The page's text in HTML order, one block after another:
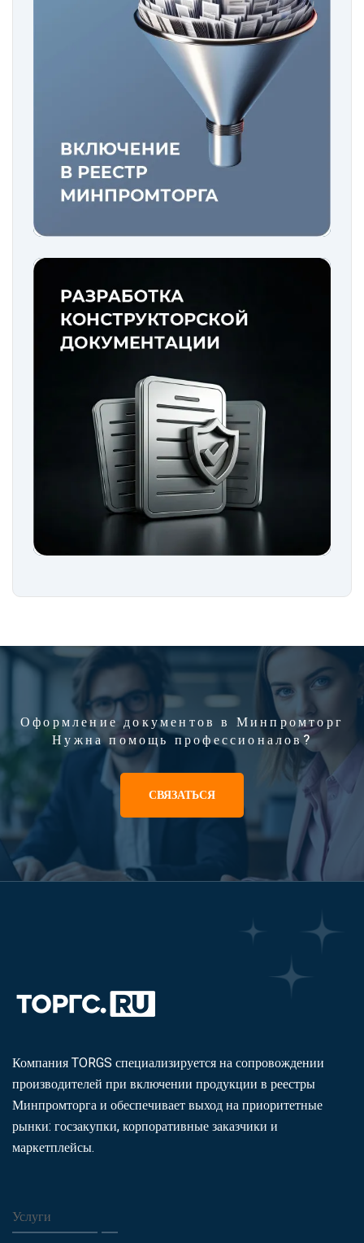
Оформление документов в Минпромторг
Нужна помощь профессионалов?
СВЯЗАТЬСЯ
Компания TORGS специализируется на сопровождении
производителей при включении продукции в реестры
Минпромторга и обеспечивает выход на приоритетные
рынки: госзакупки, корпоративные заказчики и
маркетплейсы.
Услуги